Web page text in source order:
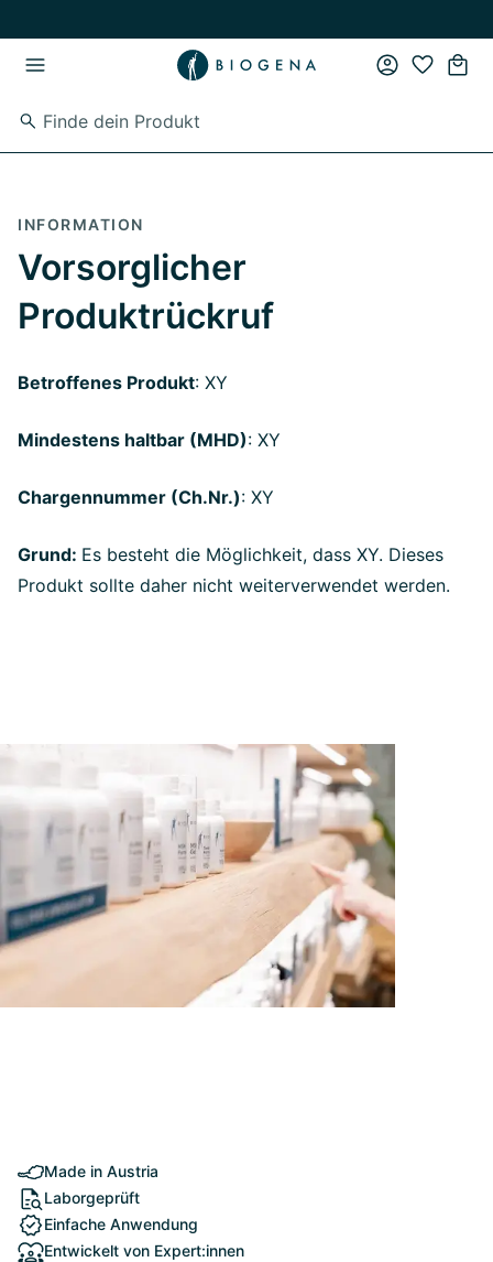
INFORMATION
Vorsorglicher
Produktrückruf
Betroffenes Produkt: XY
Mindestens haltbar (MHD): XY
Chargennummer (Ch.Nr.): XY
Grund: Es besteht die Möglichkeit, dass XY. Dieses
Produkt sollte daher nicht weiterverwendet werden.
Made in Austria
Laborgeprüft
Einfache Anwendung
Entwickelt von Expert:innen